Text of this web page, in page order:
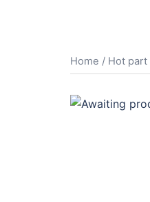
Home / Hot part